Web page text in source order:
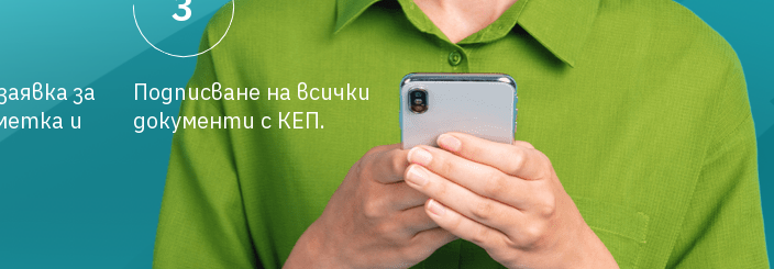
може да
една POP
на 25
за
и
Подписване на всички
документи с КЕП.